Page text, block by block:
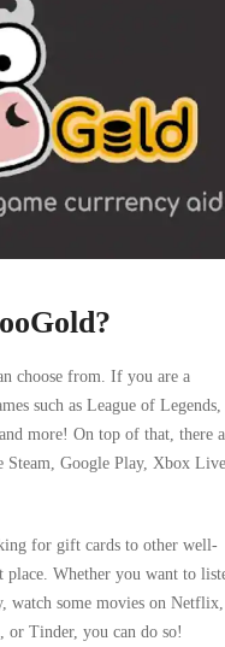
choose from. If you are a
such as League of Legends,
more! On top of that, there
Steam, Google Play, Xbox
for gift cards to other well-
place. Whether you want to
watch some movies on Netflix,
or Tinder, you can do so!